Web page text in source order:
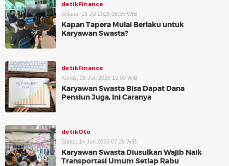
detikFinance
Selasa, 15 Jul 2025 08:55 WIB
Kapan Tapera Mulai Berlaku untuk
Karyawan Swasta?
detikFinance
Kamis, 26 Jun 2025 12:00 WIB
Karyawan Swasta Bisa Dapat Dana
Pensiun Juga, Ini Caranya
detikOto
Sabtu, 14 Jun 2025 07:26 WIB
Karyawan Swasta Diusulkan Wajib Naik
Transportasi Umum Setiap Rabu